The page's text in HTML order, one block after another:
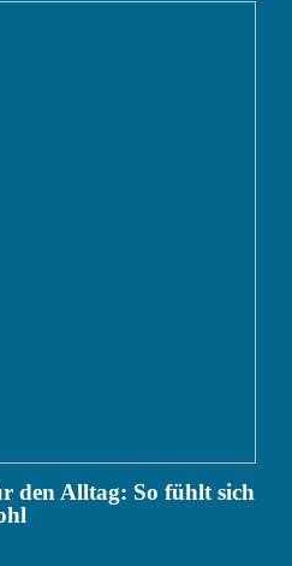
den Alltag: So fühlt sich